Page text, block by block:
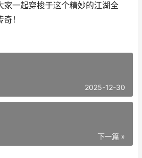
家一起穿梭于这个精妙的江湖全
！
2025-12-30
下一篇 »